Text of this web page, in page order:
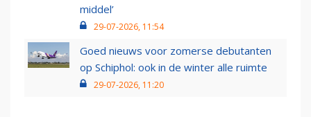
middel’
29-07-2026, 11:54
Goed nieuws voor zomerse debutanten
op Schiphol: ook in de winter alle ruimte
29-07-2026, 11:20